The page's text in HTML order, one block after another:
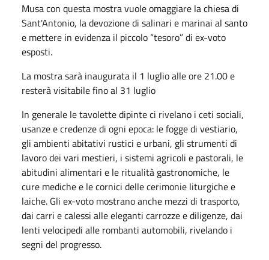
Musa con questa mostra vuole omaggiare la chiesa di
Sant'Antonio, la devozione di salinari e marinai al santo
e mettere in evidenza il piccolo “tesoro” di ex-voto
esposti.
La mostra sarà inaugurata il 1 luglio alle ore 21.00 e
resterà visitabile fino al 31 luglio
In generale le tavolette dipinte ci rivelano i ceti sociali,
usanze e credenze di ogni epoca: le fogge di vestiario,
gli ambienti abitativi rustici e urbani, gli strumenti di
lavoro dei vari mestieri, i sistemi agricoli e pastorali, le
abitudini alimentari e le ritualità gastronomiche, le
cure mediche e le cornici delle cerimonie liturgiche e
laiche. Gli ex-voto mostrano anche mezzi di trasporto,
dai carri e calessi alle eleganti carrozze e diligenze, dai
lenti velocipedi alle rombanti automobili, rivelando i
segni del progresso.